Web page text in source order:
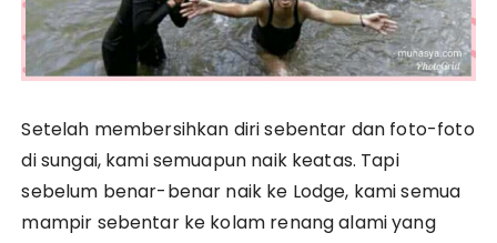
Setelah membersihkan diri sebentar dan foto-foto
di sungai, kami semuapun naik keatas. Tapi
sebelum benar-benar naik ke Lodge, kami semua
mampir sebentar ke kolam renang alami yang